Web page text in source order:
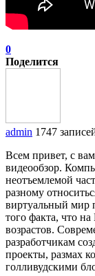
0
Поделится
admin 1747
Всем привет, с
видеообзор.
неотъемлемой
разному
виртуальный мир
того факта, что
возрастов.
разработчикам
проекты, размах
голливудскими